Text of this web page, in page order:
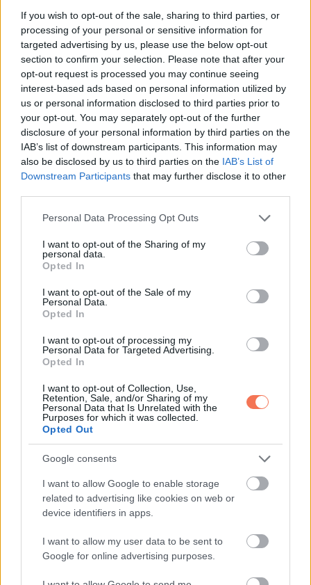
If you wish to opt-out of the sale, sharing to third parties, or
processing of your personal or sensitive information for
targeted advertising by us, please use the below opt-out
section to confirm your selection. Please note that after your
opt-out request is processed you may continue seeing
interest-based ads based on personal information utilized by
us or personal information disclosed to third parties prior to
your opt-out. You may separately opt-out of the further
disclosure of your personal information by third parties on the
IAB’s list of downstream participants. This information may
also be disclosed by us to third parties on the IAB’s List of
Downstream Participants that may further disclose it to other
Please note that this website/app uses one or more Google
not limited to your visit or usage behaviour. You may click to
grant or deny consent to Google and its third-party tags to
use your data for below specified purposes in below Google
consent section.
Personal Data Processing Opt Outs
I want to opt-out of the Sharing of my
personal data.
Opted In
I want to opt-out of the Sale of my
Personal Data.
Opted In
I want to opt-out of processing my
Personal Data for Targeted Advertising.
Opted In
I want to opt-out of Collection, Use,
Retention, Sale, and/or Sharing of my
Personal Data that Is Unrelated with the
Purposes for which it was collected.
Opted Out
Google consents
I want to allow Google to enable storage
related to advertising like cookies on web or
device identifiers in apps.
I want to allow my user data to be sent to
Google for online advertising purposes.
Skorpió ( )
December közepéna Skorpiók számára anyagi sikerek és
pozitív meglepetések várhatók. Egy jól időzített döntés vagy
befektetés most kifejezetten gyümölcsöző lehet. A
csillagok azt üzenik, hogy ne félj belevágni egy új projektbe
vagy vállalkozásba. A korábbi kemény munkád most
megtérül, akár egy bónusz vagy jutalom formájában. Egy régi
barát vagy ismerős fontos pénzügyi lehetőséget kínálhat,
ami hosszú távon stabilitást hozhat. Az ünnepi időszakban
vigyázz a túlköltekezéssel, de ne sajnáld magadtól a
megérdemelt jutalmakat. A családod támogatása erőt adhat
ahhoz, hogy magabiztosan haladj előre. Most érdemes új
év szerencse vár, ha kedvelés és a „sok szerencsét”
beírása után gördítesz lejjebb!
Nyilas ( )
December közepéna Nyilasok pénzügyi helyzete
jelentősen javulhat. Egy váratlan ajándék vagy extra bevétel
emelheti az ünnepi hangulatodat. A munkahelyeden végre
megkapod az elismerést, amit megérdemelsz, és ez anyagi
bónusszal is járhat. A csillagok most azt üzenik, hogy
nyugodtan vállalj új kihívásokat és projekteket, mert a
szerencse melletted áll. Egy barát vagy családtag
előtted. Az ünnepi kiadások ellenére sikerülhet félretenned,
ha tudatos maradsz a költekezésben. Az új bevételek
lehetőséget adnak arra, hogy egy régóta tervezett célt is